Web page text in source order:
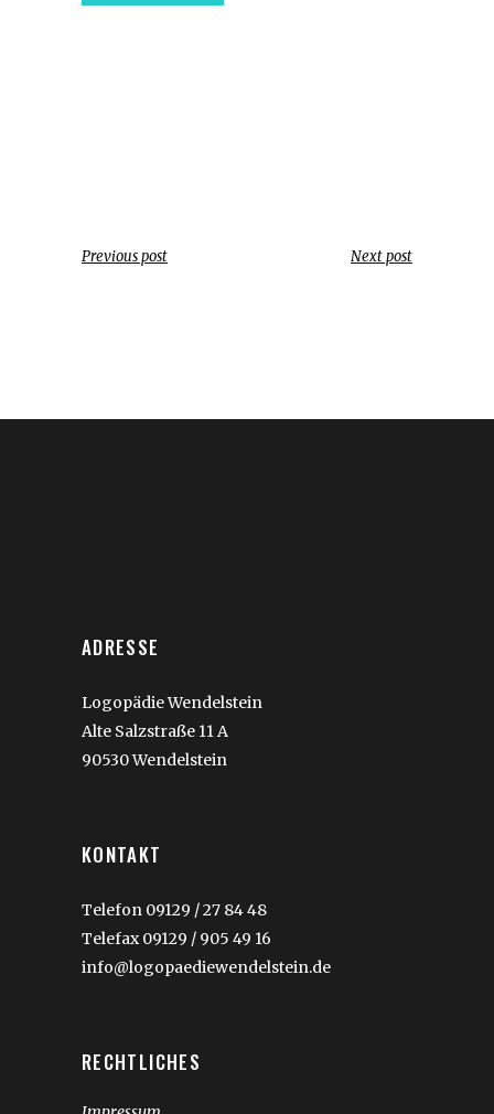
Previous post Next post
ADRESSE
Logopädie Wendelstein
Alte Salzstraße 11 A
90530 Wendelstein
KONTAKT
Telefon 09129 / 27 84 48
Telefax 09129 / 905 49 16
info@logopaediewendelstein.de
RECHTLICHES